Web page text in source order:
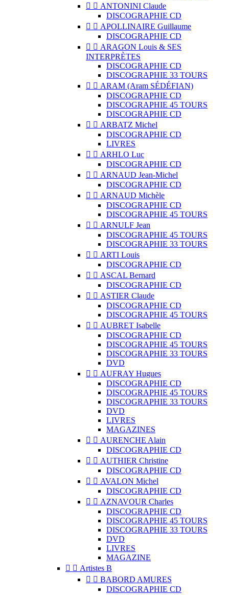
  ANTONINI Claude
DISCOGRAPHIE CD
  APOLLINAIRE Guillaume
DISCOGRAPHIE CD
  ARAGON Louis & SES
INTERPRÈTES
DISCOGRAPHIE CD
DISCOGRAPHIE 33 TOURS
  ARAM (Aram SÉDÉFIAN)
DISCOGRAPHIE CD
DISCOGRAPHIE 45 TOURS
DISCOGRAPHIE CD
  ARBATZ Michel
DISCOGRAPHIE CD
LIVRES
  ARHLO Luc
DISCOGRAPHIE CD
  ARNAUD Jean-Michel
DISCOGRAPHIE CD
  ARNAUD Michèle
DISCOGRAPHIE CD
DISCOGRAPHIE 45 TOURS
  ARNULF Jean
DISCOGRAPHIE 45 TOURS
DISCOGRAPHIE 33 TOURS
  ARTI Louis
DISCOGRAPHIE CD
  ASCAL Bernard
DISCOGRAPHIE CD
  ASTIER Claude
DISCOGRAPHIE CD
DISCOGRAPHIE 45 TOURS
  AUBRET Isabelle
DISCOGRAPHIE CD
DISCOGRAPHIE 45 TOURS
DISCOGRAPHIE 33 TOURS
DVD
  AUFRAY Hugues
DISCOGRAPHIE CD
DISCOGRAPHIE 45 TOURS
DISCOGRAPHIE 33 TOURS
DVD
LIVRES
MAGAZINES
  AURENCHE Alain
DISCOGRAPHIE CD
  AUTHIER Christine
DISCOGRAPHIE CD
  AVALON Michel
DISCOGRAPHIE CD
  AZNAVOUR Charles
DISCOGRAPHIE CD
DISCOGRAPHIE 45 TOURS
DISCOGRAPHIE 33 TOURS
DVD
LIVRES
MAGAZINE
  Artistes B
  BABORD AMURES
DISCOGRAPHIE CD